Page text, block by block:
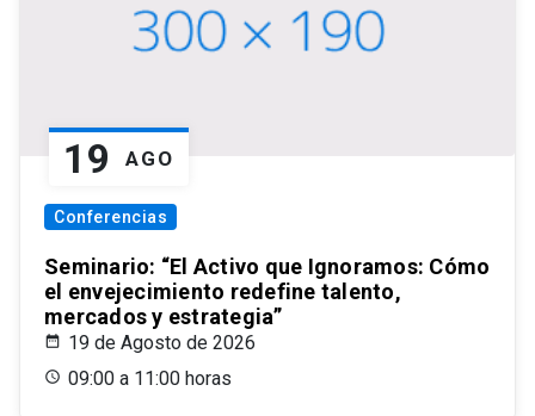
19 AGO
Conferencias
Seminario: “El Activo que Ignoramos: Cómo
el envejecimiento redefine talento,
mercados y estrategia”
19 de Agosto de 2026
09:00 a 11:00 horas